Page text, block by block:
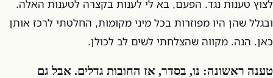
לצוץ טענות נגד. הפעם, בא לי לענות בקצרה לטענות האלה.
ובגלל שהן היו מפוזרות בכל מיני מקומות, החלטתי לרכז אותן
כאן. הנה. מקווה שהצלחתי לשים לב לכולן.
טענה ראשונה: נו, בסדר, אז החובות גדלים. אבל גם